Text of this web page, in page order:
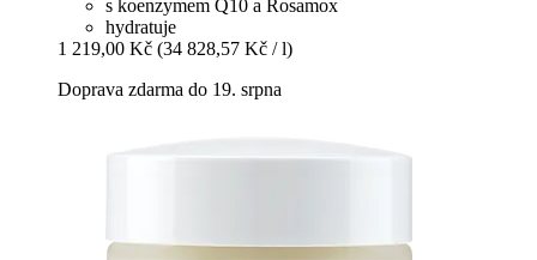
s koenzymem Q10 a Rosamox
hydratuje
1 219,00 Kč (34 828,57 Kč / l)
Doprava zdarma do 19. srpna